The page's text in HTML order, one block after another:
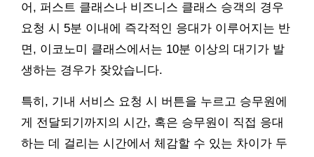
어, 퍼스트 클래스나 비즈니스 클래스 승객의 경우
요청 시 5분 이내에 즉각적인 응대가 이루어지는 반
면, 이코노미 클래스에서는 10분 이상의 대기가 발
생하는 경우가 잦았습니다.
특히, 기내 서비스 요청 시 버튼을 누르고 승무원에
게 전달되기까지의 시간, 혹은 승무원이 직접 응대
하는 데 걸리는 시간에서 체감할 수 있는 차이가 두